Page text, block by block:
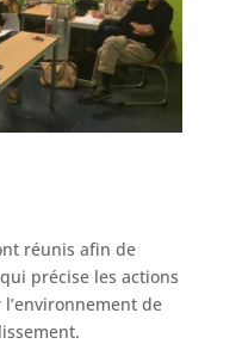
réunis afin de
précise les actions
de